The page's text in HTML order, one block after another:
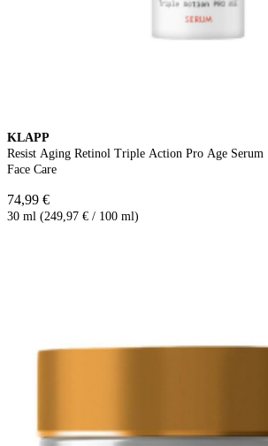
KLAPP
Resist Aging Retinol Triple Action Pro Age Serum
Face Care
74,99 €
30 ml (249,97 € / 100 ml)